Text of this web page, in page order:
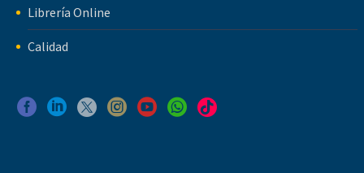
Librería Online
Calidad